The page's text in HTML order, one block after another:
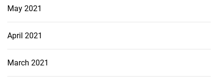
May 2021
April 2021
March 2021